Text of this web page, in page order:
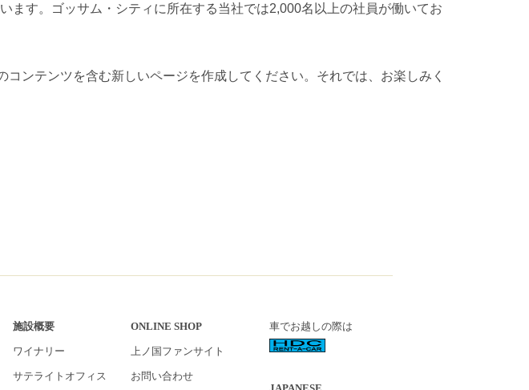
す。ゴッサム・シティに所在する当社では2,000名以上の社員が働いてお
ンテンツを含む新しいページを作成してください。それでは、お楽しみく
施設概要
ワイナリー
サテライトオフィス
ONLINE SHOP
上ノ国ファンサイト
お問い合わせ
車でお越しの際は